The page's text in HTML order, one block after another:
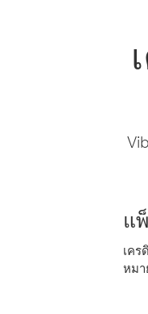
แ
เคร
หมา